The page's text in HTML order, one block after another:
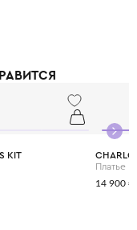
KIT
Платье
14 900 ₽